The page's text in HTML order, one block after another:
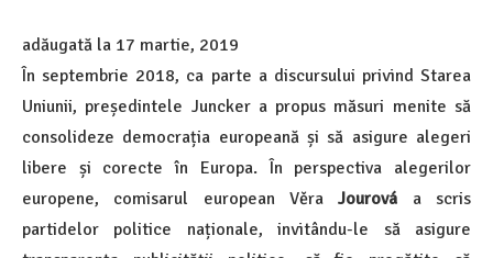
adăugată la 17 martie, 2019
În septembrie 2018, ca parte a discursului privind Starea
Uniunii, președintele Juncker a propus măsuri menite să
consolideze democrația europeană și să asigure alegeri
libere și corecte în Europa. În perspectiva alegerilor
europene, comisarul european VěraJourová a scris
partidelor politice naționale, invitându-le să asigure